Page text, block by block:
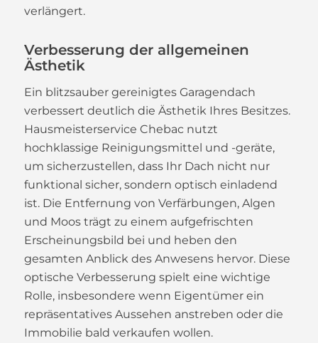
verlängert.
Verbesserung der allgemeinen
Ästhetik
Ein blitzsauber gereinigtes Garagendach
verbessert deutlich die Ästhetik Ihres Besitzes.
Hausmeisterservice Chebac nutzt
hochklassige Reinigungsmittel und -geräte,
um sicherzustellen, dass Ihr Dach nicht nur
funktional sicher, sondern optisch einladend
ist. Die Entfernung von Verfärbungen, Algen
und Moos trägt zu einem aufgefrischten
Erscheinungsbild bei und heben den
gesamten Anblick des Anwesens hervor. Diese
optische Verbesserung spielt eine wichtige
Rolle, insbesondere wenn Eigentümer ein
repräsentatives Aussehen anstreben oder die
Immobilie bald verkaufen wollen.